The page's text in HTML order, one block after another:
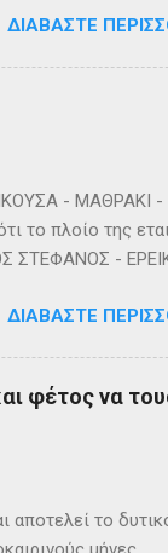
ΔΙΑΒΆΣΤΕ
- ΜΑΘΡΑΚΙ -
το πλοίο της
ΣΤΕΦΑΝΟΣ -
ΔΙΑΒΆΣΤΕ
φέτος να
αποτελεί το